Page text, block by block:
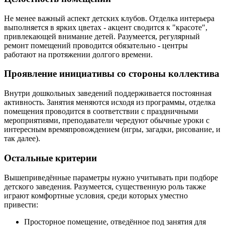
Не менее важный аспект детских клубов. Отделка интерьера
выполняется в ярких цветах - акцент сводится к "красоте",
привлекающей внимание детей. Разумеется, регулярный
ремонт помещений проводится обязательно - центры
работают на протяжении долгого времени.
Проявление инициативы со стороны коллектива
Внутри дошкольных заведений поддерживается постоянная
активность. Занятия меняются исходя из программы, отделка
помещения проводится в соответствии с праздничными
мероприятиями, преподаватели чередуют обычные уроки с
интересным времяпровождением (игры, загадки, рисование, и
так далее).
Остальные критерии
Вышеприведённые параметры нужно учитывать при подборе
детского заведения. Разумеется, существенную роль также
играют комфортные условия, среди которых уместно
привести:
Просторное помещение, отведённое под занятия для